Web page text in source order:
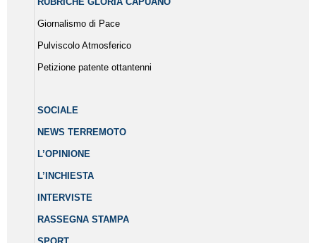
Giornalismo di Pace
Pulviscolo Atmosferico
Petizione patente ottantenni
SOCIALE
NEWS TERREMOTO
L’OPINIONE
L’INCHIESTA
INTERVISTE
RASSEGNA STAMPA